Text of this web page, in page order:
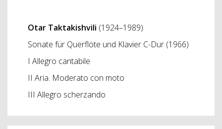
Otar Taktakishvili (1924–1989)
Sonate für Querflöte und Klavier C-Dur (1966)
I Allegro cantabile
II Aria. Moderato con moto
III Allegro scherzando